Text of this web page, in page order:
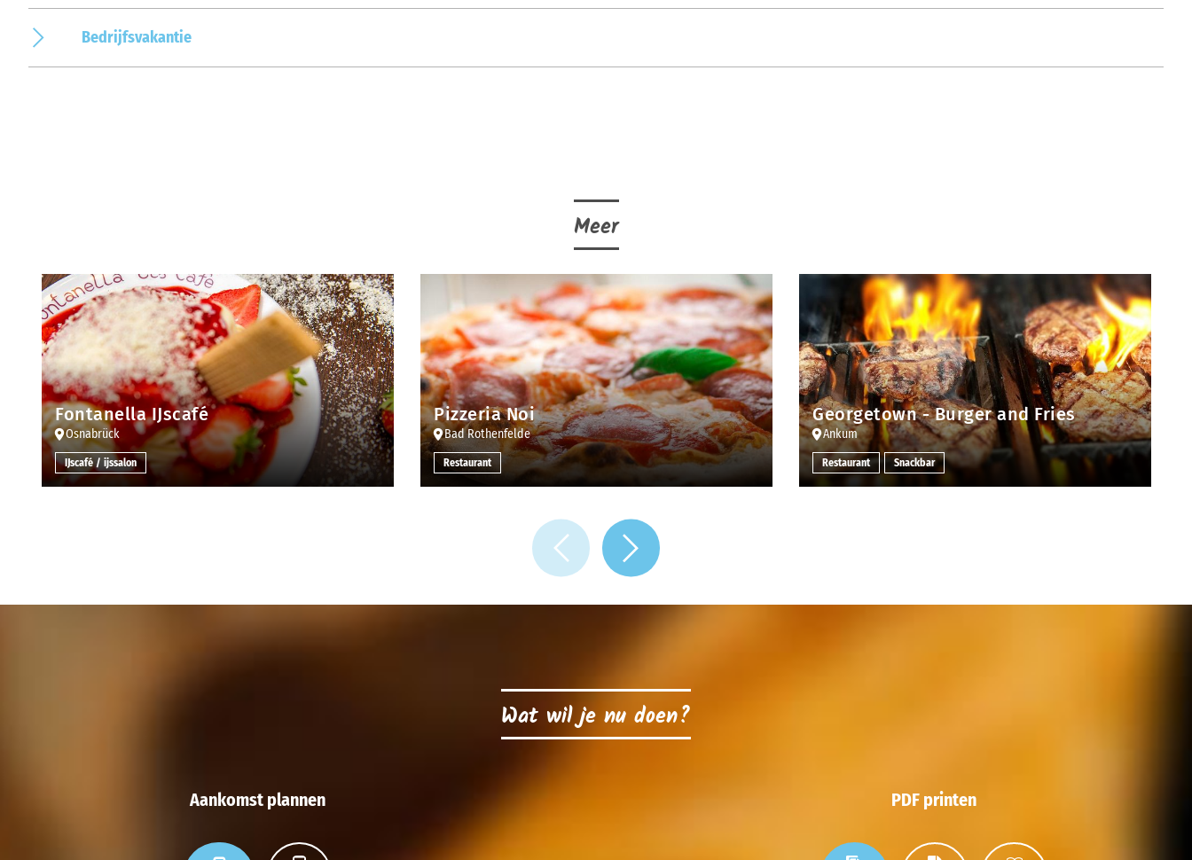
Bedrijfsvakantie
Meer
Fontanella IJscafé
Osnabrück
IJscafé / ijssalon
Pizzeria Noi
Bad Rothenfelde
Restaurant
Georgetown - Burger and Fries
Ankum
Restaurant Snackbar
Wat wil je nu doen?
Aankomst plannen PDF printen